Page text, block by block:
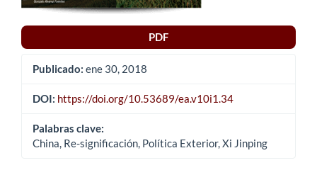
PDF
Publicado: ene 30, 2018
DOI: https://doi.org/10.53689/ea.v10i1.34
Palabras clave:
China, Re-significación, Política Exterior, Xi Jinping